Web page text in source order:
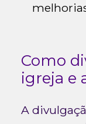
Como
igreja e
A